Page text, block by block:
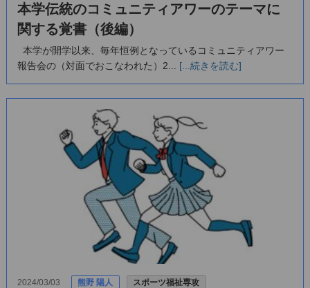
本学伝統のコミュニティアワーのテーマに
関する覚書（後編）
本学が開学以来、毎年恒例となっているコミュニティアワー
報告会の（対面でおこなわれた）2... [...続きを読む]
2024/03/03 熊野 陽人 スポーツ福祉専攻